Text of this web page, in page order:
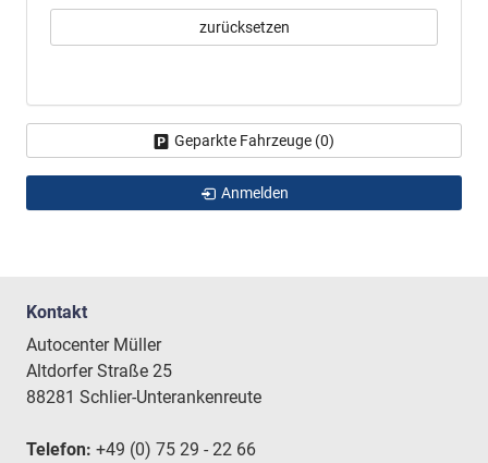
zurücksetzen
Geparkte Fahrzeuge (0)
Anmelden
Kontakt
Autocenter Müller
Altdorfer Straße 25
88281 Schlier-Unterankenreute
Telefon: +49 (0) 75 29 - 22 66